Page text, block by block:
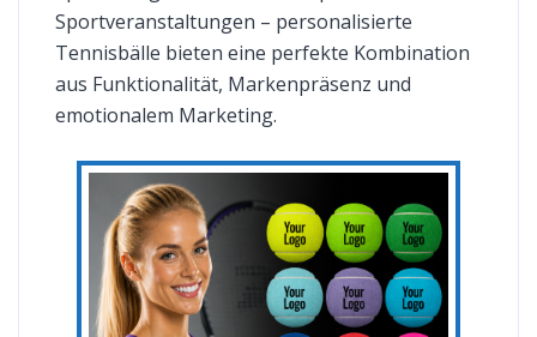
Sportveranstaltungen – personalisierte
Tennisbälle bieten eine perfekte Kombination
aus Funktionalität, Markenpräsenz und
emotionalem Marketing.